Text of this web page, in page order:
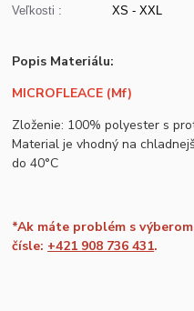
Veľkosti :
XS - XXL
Popis Materiálu:
MICROFLEACE (Mf)
Zloženie: 100% polyester s
Material je vhodný na
do 40°C
*Ak máte problém s
čísle: +421 908 736 431.